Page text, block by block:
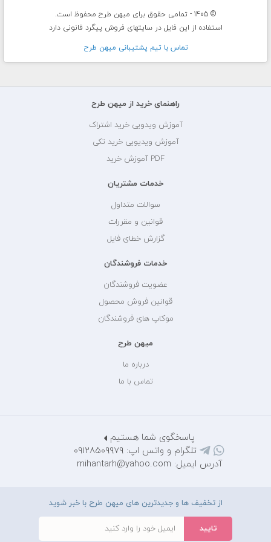
© 1405 - تمامی حقوق برای میهن طرح محفوظ است.
استفاده از این فایل در سایتهای فروش پیگرد قانونی دارد
تماس با تيم پشتيبانی ميهن طرح
راهنمای خرید از میهن طرح
آموزش ویدویی خرید اشتراک
آموزش ویدیویی خرید تکی
PDF آموزش خرید
خدمات مشتریان
سوالات متداول
قوانین و مقررات
گزارش خطای فایل
خدمات فروشندگان
عضویت فروشندگان
قوانین فروش محصول
موکاپ های فروشندگان
میهن طرح
درباره ما
تماس با ما
پاسخگوی شما هستیم
تلگرام و واتس اپ: 09128509979
آدرس ایمیل: mihantarh@yahoo.com
از تخفیف ها و جدیدترین های میهن طرح با خبر شوید